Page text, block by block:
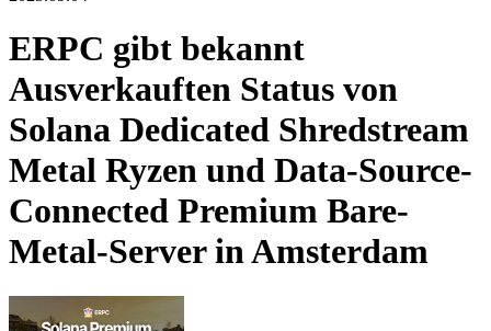
ERPC gibt bekannt
Ausverkauften Status von
Solana Dedicated Shredstream
Metal Ryzen und Data-Source-
Connected Premium Bare-
Metal-Server in Amsterdam